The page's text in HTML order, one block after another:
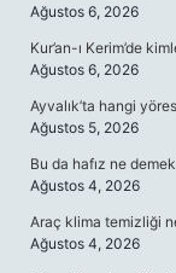
Ağustos 6, 2026
Kur’an-ı Kerim’de
Ağustos 6, 2026
Ayvalık’ta hangi
Ağustos 5, 2026
Bu da hafız ne
Ağustos 4, 2026
Araç klima temizliği
Ağustos 4, 2026